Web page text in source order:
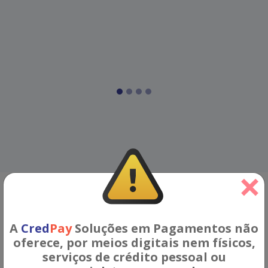
Missão
Queremos criar um novo conceito para pagamentos
×
A CredPaySoluções em Pagamentos não
oferece, por meios digitais nem físicos,
serviços de crédito pessoal ou